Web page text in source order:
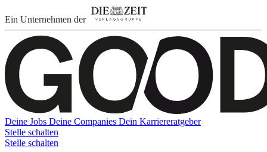
Ein Unternehmen der
Deine Jobs Deine Companies Dein Karriereratgeber
Stelle schalten
Stelle schalten